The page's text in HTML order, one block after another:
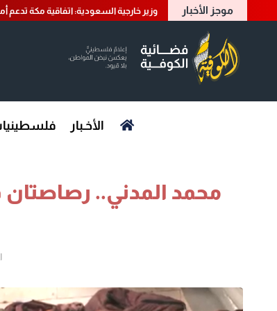
موجز الأخبار وزير خارجية السعودية: اتفاقية مكة تدعم
الأخـبار
محمد المدني.. رصاصتان